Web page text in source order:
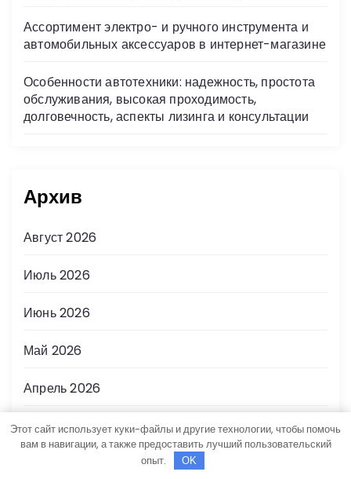
Ассортимент электро- и ручного инструмента и
автомобильных аксессуаров в интернет-магазине
Особенности автотехники: надежность, простота
обслуживания, высокая проходимость,
долговечность, аспекты лизинга и консультации
Архив
Август 2026
Июль 2026
Июнь 2026
Май 2026
Апрель 2026
Март 2026
Этот сайт использует куки-файлы и другие технологии, чтобы помочь
вам в навигации, а также предоставить лучший пользовательский
опыт.
OK